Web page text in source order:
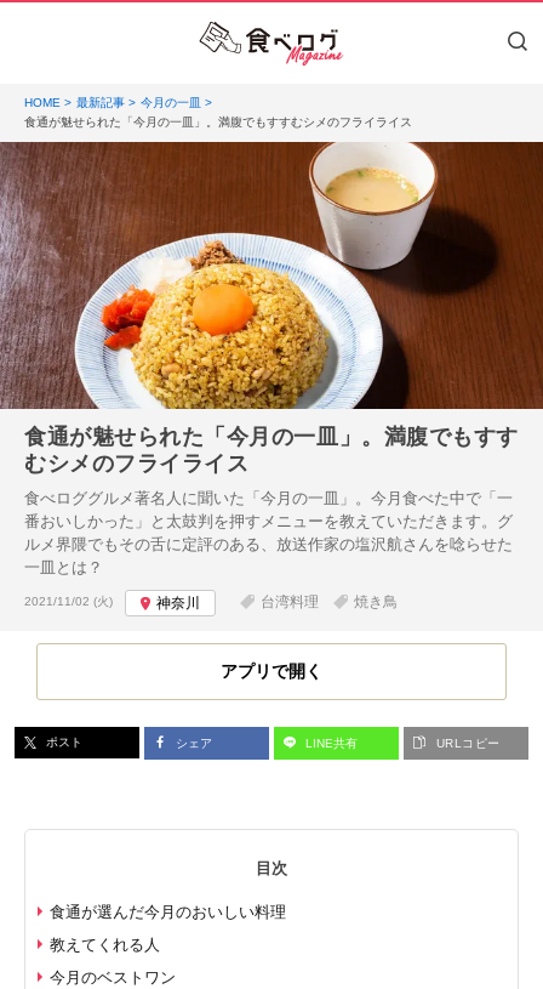
HOME 最新記事
今月の一皿
食通が魅せられた「今月の一皿」。満腹でもすすむシメのフライライス
食通が魅せられた「今月の一皿」。満腹でもすす
むシメのフライライス
食べロググルメ著名人に聞いた「今月の一皿」。今月食べた中で「一
番おいしかった」と太鼓判を押すメニューを教えていただきます。グ
ルメ界隈でもその舌に定評のある、放送作家の塩沢航さんを唸らせた
一皿とは？
投稿日:
2021/11/02 (火) 神奈川 台湾料理 焼き鳥
アプリで開く
ポスト シェア LINE共有 URLコピー
目次
食通が選んだ今月のおいしい料理
教えてくれる人
今月のベストワン